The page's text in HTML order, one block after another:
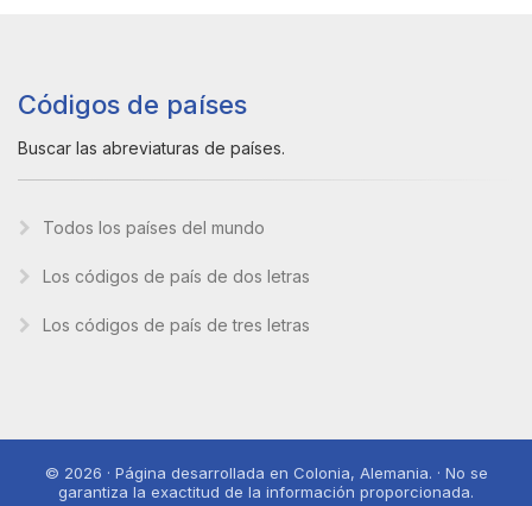
Códigos de países
Buscar las abreviaturas de países.
Todos los países del mundo
Los códigos de país de dos letras
Los códigos de país de tres letras
© 2026 · Página desarrollada en Colonia, Alemania. · No se
garantiza la exactitud de la información proporcionada.